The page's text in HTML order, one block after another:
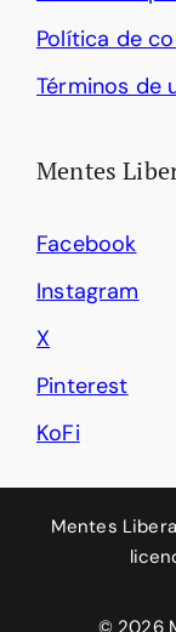
Política de
Términos de
Mentes
Facebook
Instagram
X
Pinterest
KoFi
Mentes
© 2026